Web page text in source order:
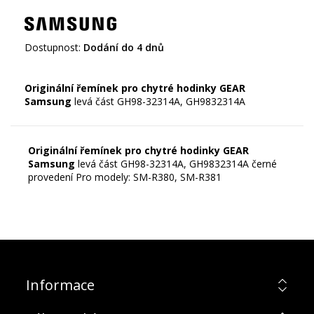
Dostupnost: Dodání do 4 dnů
Originální řemínek pro chytré hodinky GEAR
Samsung
Originální řemínek pro chytré hodinky GEAR
Samsung levá část GH98-32314A, GH9832314A černé
provedení Pro modely: SM-R380, SM-R381
Informace